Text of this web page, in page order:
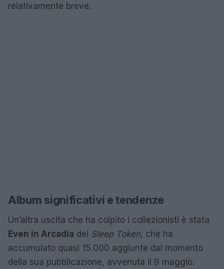
relativamente breve.
Album significativi e tendenze
Un’altra uscita che ha colpito i collezionisti è stata
Even in Arcadia dei Sleep Token, che ha
accumulato quasi 15.000 aggiunte dal momento
della sua pubblicazione, avvenuta il 9 maggio.